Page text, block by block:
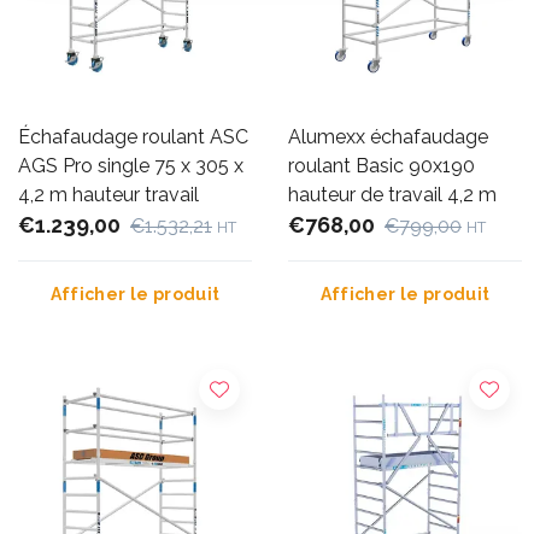
Échafaudage roulant ASC
AGS Pro single 75 x 305 x
4,2 m hauteur travail
€1.239,00 €1.532,21 HT
Afficher le produit
Alumexx échafaudage
roulant Basic 90x190
hauteur de travail 4,2 m
€768,00 €799,00 HT
Afficher le produit